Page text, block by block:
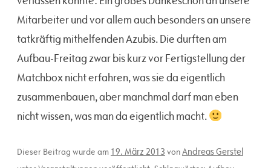
Mitarbeiter und vor allem auch besonders an unsere
tatkräftig mithelfenden Azubis. Die durften am
Aufbau-Freitag zwar bis kurz vor Fertigstellung der
Matchbox nicht erfahren, was sie da eigentlich
zusammenbauen, aber manchmal darf man eben
nicht wissen, was man da eigentlich macht.
Dieser Beitrag wurde am 19. März 2013 vonAndreas Gerstel